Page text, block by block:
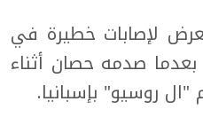
لإصابات خطيرة في
صدمه حصان أثناء
روسيو" بإسبانيا.